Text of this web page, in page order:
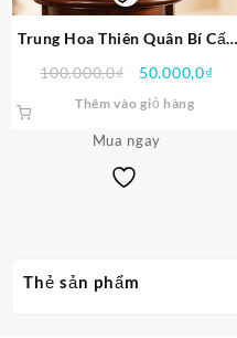
Thẻ sản phẩm
Trung Hoa Thiên Quân Bí Cấp
100.000,0₫
Giá
gốc
100.000,0₫.
50.000,0₫
Thêm vào giỏ hàng
Mua ngay